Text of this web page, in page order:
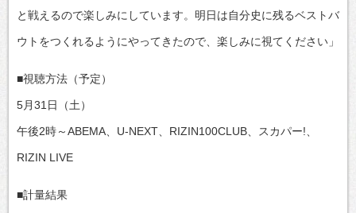
と戦えるので楽しみにしています。明日は自分史に残るベストバ
ウトをつくれるようにやってきたので、楽しみに視てください」
■視聴方法（予定）
5月31日（土）
午後2時～ABEMA、U-NEXT、RIZIN100CLUB、スカパー!、
RIZIN LIVE
■計量結果